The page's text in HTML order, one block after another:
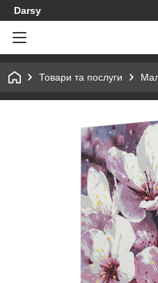
Darsy
Товари та послуги